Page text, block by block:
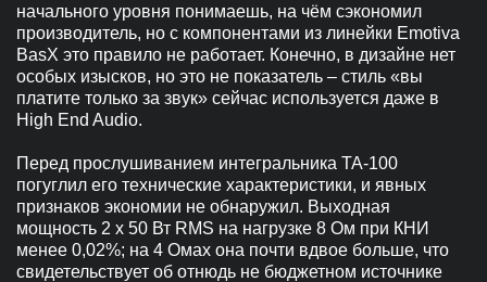
начального уровня понимаешь, на чём сэкономил
производитель, но с компонентами из линейки Emotiva
BasX это правило не работает. Конечно, в дизайне нет
особых изысков, но это не показатель – стиль «вы
платите только за звук» сейчас используется даже в
High End Audio.
Перед прослушиванием интегральника TA-100
погуглил его технические характеристики, и явных
признаков экономии не обнаружил. Выходная
мощность 2 x 50 Вт RMS на нагрузке 8 Ом при КНИ
менее 0,02%; на 4 Омах она почти вдвое больше, что
свидетельствует об отнюдь не бюджетном источнике